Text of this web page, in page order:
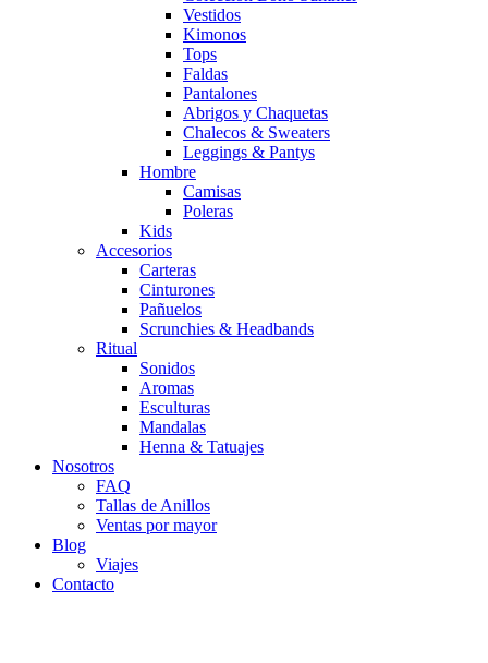
Vestidos
Kimonos
Tops
Faldas
Pantalones
Abrigos y Chaquetas
Chalecos & Sweaters
Leggings & Pantys
Hombre
Camisas
Poleras
Kids
Accesorios
Carteras
Cinturones
Pañuelos
Scrunchies & Headbands
Ritual
Sonidos
Aromas
Esculturas
Mandalas
Henna & Tatuajes
Nosotros
FAQ
Tallas de Anillos
Ventas por mayor
Blog
Viajes
Contacto